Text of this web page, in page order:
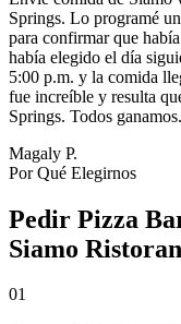
Springs. Lo programé
para confirmar que
había elegido el día
5:00 p.m. y la comida
fue increíble y resulta
Springs. Todos ganamos.
Magaly P.
Por Qué Elegirnos
Pedir Pizza
Siamo
01